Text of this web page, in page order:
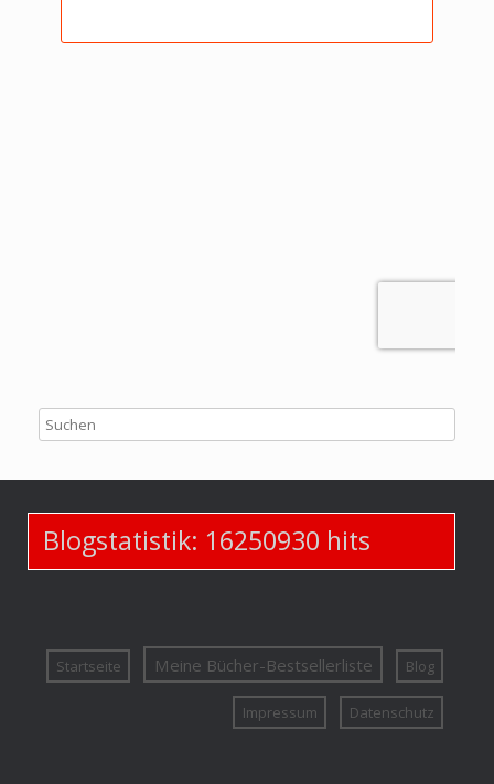
Blogstatistik: 16250930 hits
Startseite Meine Bücher-Bestsellerliste Blog
Impressum Datenschutz